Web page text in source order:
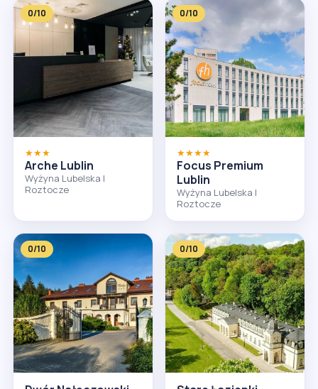
0/10
★★★
Arche Lublin
Wyżyna Lubelska I
Roztocze
0/10
★★★★
Focus Premium
Lublin
Wyżyna Lubelska I
Roztocze
0/10 0/10